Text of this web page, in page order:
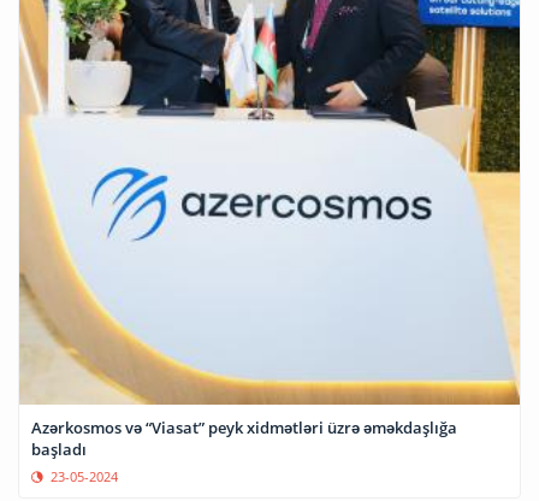
Azərkosmos və “Viasat” peyk xidmətləri üzrə əməkdaşlığa
başladı
23-05-2024